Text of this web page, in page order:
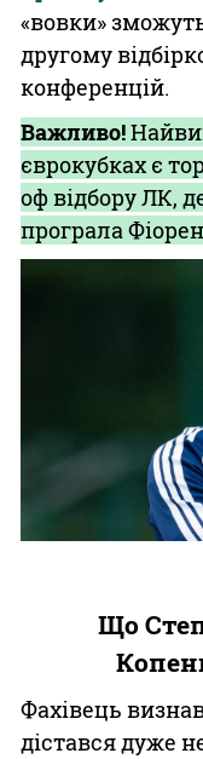
«вовки»
другому
конференцій.
Важливо!
єврокубках є
оф відбору ЛК,
програла
Що
Фахівець
дістався дуже